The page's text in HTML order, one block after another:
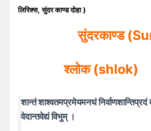
लिरिक्स, सुंदर काण्ड दोहा )
सुंदरकाण्ड
श्लोक
शान्तं शाश्वतमप्रमेयमनघं
वेदान्तवेद्यं विभुम् ।